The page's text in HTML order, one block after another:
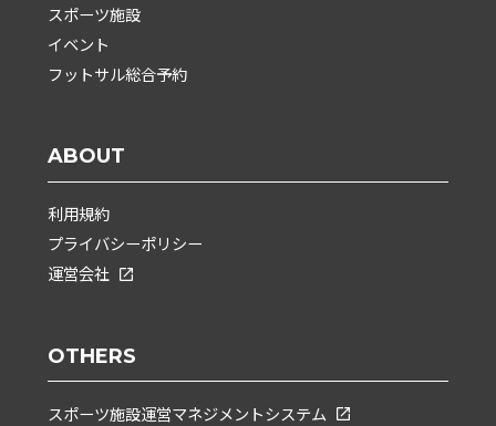
スポーツ施設
イベント
フットサル総合予約
ABOUT
利用規約
プライバシーポリシー
運営会社
OTHERS
スポーツ施設運営マネジメントシステム